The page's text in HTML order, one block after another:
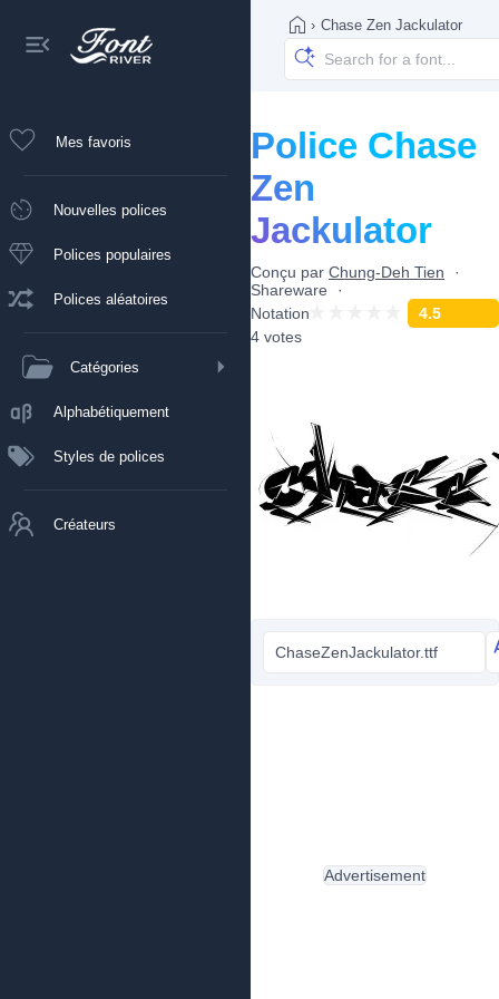
Mes favoris
Nouvelles polices
Polices populaires
Polices aléatoires
Catégories
Alphabétiquement
Styles de polices
Créateurs
› Chase Zen Jackulator
Police Chase
Zen
Jackulator
Conçu par Chung-Deh Tien
Shareware
Notation
4.5
4 votes
ChaseZenJackulator.ttf
Advertisement